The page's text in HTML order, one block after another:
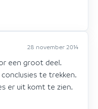
28 november 2014
een groot deel.
te trekken.
er uit komt te zien.